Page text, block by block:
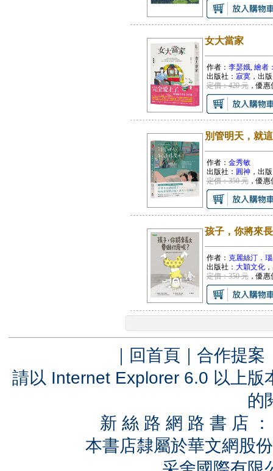
女大當家
作者： 李瑟娥, 繪者
出版社： 寂寞，出
定價：420 元，優惠
別管明天，就
作者： 金秀敏
出版社： 圓神，出
定價：350 元，優惠
孩子，你將來
作者： 克麗絲汀．
出版社： 大穎文化
定價：350 元，優惠
｜ 回首頁 ｜ 合作提案
請以 Internet Explorer 6.0 以上
的
新 絲 路 網 路 書 店
本書店隸屬於華文網股